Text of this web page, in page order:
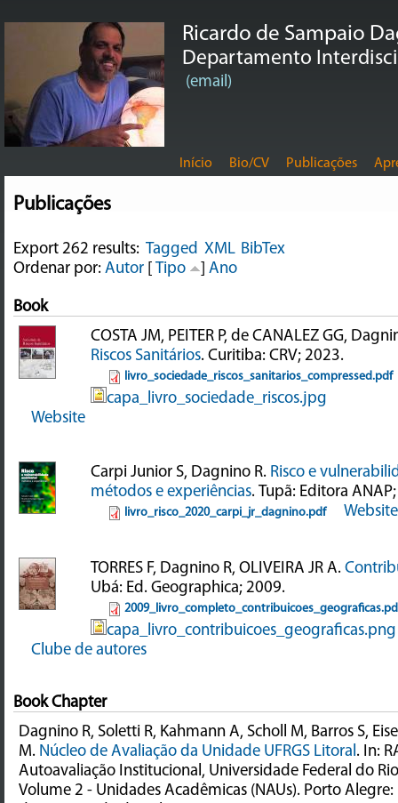
Ricardo de Sampaio
Departamento
(email)
Início Bio/CV Publicações
Publicações
Export 262 results: Tagged XML BibTex
Ordenar por:Autor [Tipo ] Ano
Book
COSTA JM, PEITER P, de CANALEZ GG,
Riscos Sanitários. Curitiba: CRV; 2023.
livro_sociedade_riscos_sanitarios_compressed.pdf
capa_livro_sociedade_riscos.jpg
Website
Carpi Junior S, Dagnino R. Risco e
métodos e experiências. Tupã: Editora
livro_risco_2020_carpi_jr_dagnino.pdf Website
TORRES F, Dagnino R, OLIVEIRA JR A.
Ubá: Ed. Geographica; 2009.
capa_livro_contribuicoes_geograficas.png
Clube de autores
Book Chapter
Dagnino R, Soletti R, Kahmann A, Scholl M, Barros S,
M. Núcleo de Avaliação da Unidade UFRGS Litoral . In:
Autoavaliação Institucional, Universidade Federal do
Volume 2 - Unidades Acadêmicas (NAUs). Porto